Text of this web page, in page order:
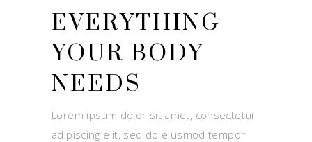
EVERYTHING
YOUR BODY
NEEDS
Lorem ipsum dolor sit amet, consectetur
adipiscing elit, sed do eiusmod tempor